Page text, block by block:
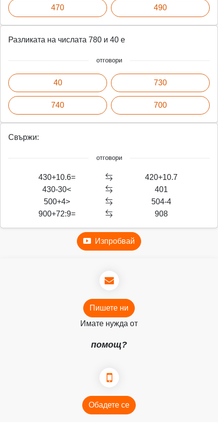
470 490
Разликата на числата 780 и 40 е
отговори
40
740
730
700
Свържи:
отговори
430+10.6=
420+10.7
430-30<
401
500+4>
504-4
900+72:9=
908
Изпробвай
Пишете ни
Имате нужда от
помощ?
Обадете се